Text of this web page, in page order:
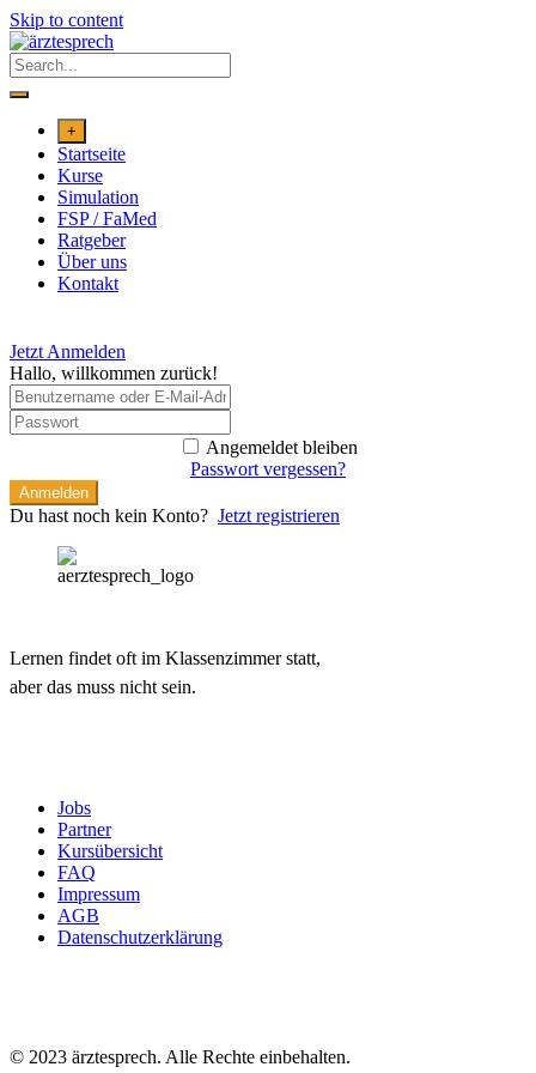
Skip to content
+
Startseite
Kurse
Simulation
FSP / FaMed
Ratgeber
Über uns
Kontakt
Jetzt Anmelden
Hallo, willkommen zurück!
Angemeldet bleiben
Passwort vergessen?
Anmelden
Du hast noch kein Konto? Jetzt registrieren
Lernen findet oft im Klassenzimmer statt,
aber das muss nicht sein.
Jobs
Partner
Kursübersicht
FAQ
Impressum
AGB
Datenschutzerklärung
© 2023 ärztesprech. Alle Rechte einbehalten.